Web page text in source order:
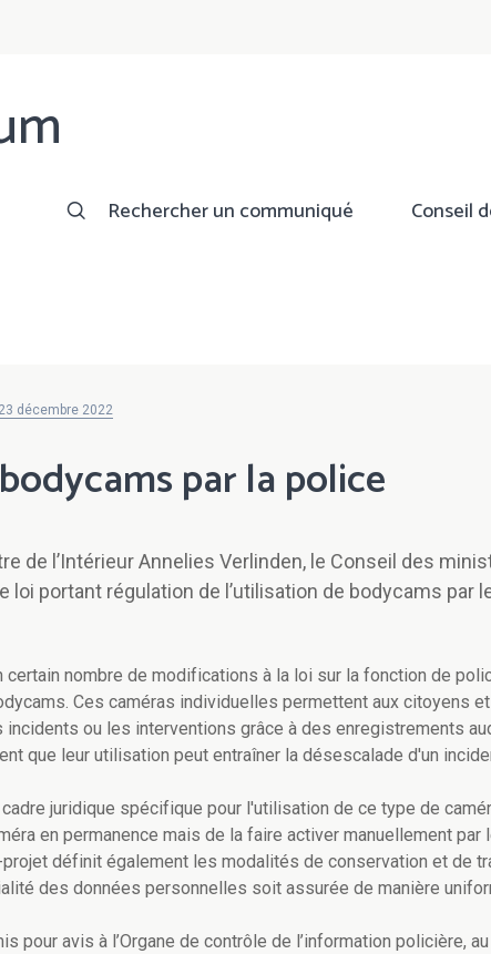
Rechercher un communiqué Conseil
décembre 2022
par la police
de l’Intérieur Annelies Verlinden, le Conseil des
loi portant régulation de l’utilisation de bodycams par
certain nombre de modifications à la loi sur la fonction de
Ces caméras individuelles permettent aux citoyens
ou les interventions grâce à des enregistrements
que leur utilisation peut entraîner la désescalade d'un
juridique spécifique pour l'utilisation de ce type de
en permanence mais de la faire activer manuellement par
projet définit également les modalités de conservation et de
des données personnelles soit assurée de manière
pour avis à l’Organe de contrôle de l’information policière, au